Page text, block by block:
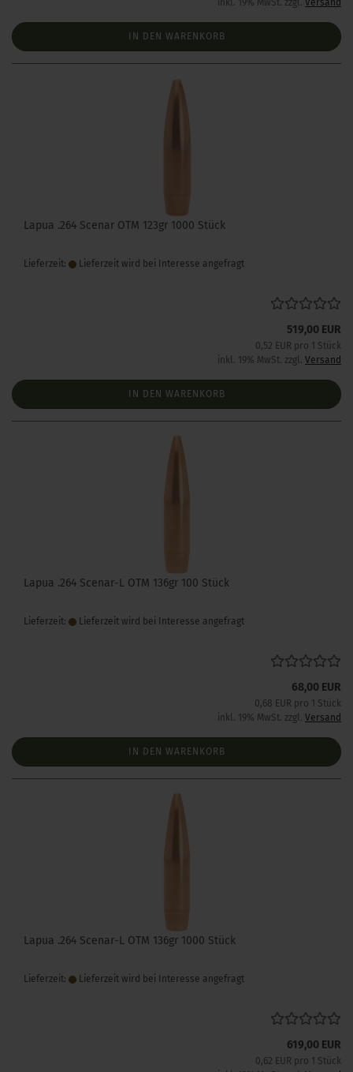
inkl. 19% MwSt. zzgl. Versand
IN DEN WARENKORB
Lapua .264 Scenar OTM 123gr 1000 Stück
Lieferzeit: Lieferzeit wird bei Interesse angefragt
519,00 EUR
0,52 EUR pro 1 Stück
inkl. 19% MwSt. zzgl. Versand
IN DEN WARENKORB
Lapua .264 Scenar-L OTM 136gr 100 Stück
Lieferzeit: Lieferzeit wird bei Interesse angefragt
68,00 EUR
0,68 EUR pro 1 Stück
inkl. 19% MwSt. zzgl. Versand
IN DEN WARENKORB
Lapua .264 Scenar-L OTM 136gr 1000 Stück
Lieferzeit: Lieferzeit wird bei Interesse angefragt
619,00 EUR
0,62 EUR pro 1 Stück